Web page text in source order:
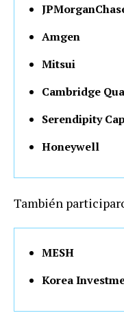
Amgen
Mitsui
Cambridge
Serendipity
Honeywell
También
MESH
Korea